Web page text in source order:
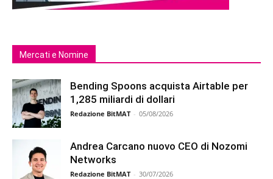
Mercati e Nomine
Bending Spoons acquista Airtable per
1,285 miliardi di dollari
Redazione BitMAT - 05/08/2026
Andrea Carcano nuovo CEO di Nozomi
Networks
Redazione BitMAT - 30/07/2026